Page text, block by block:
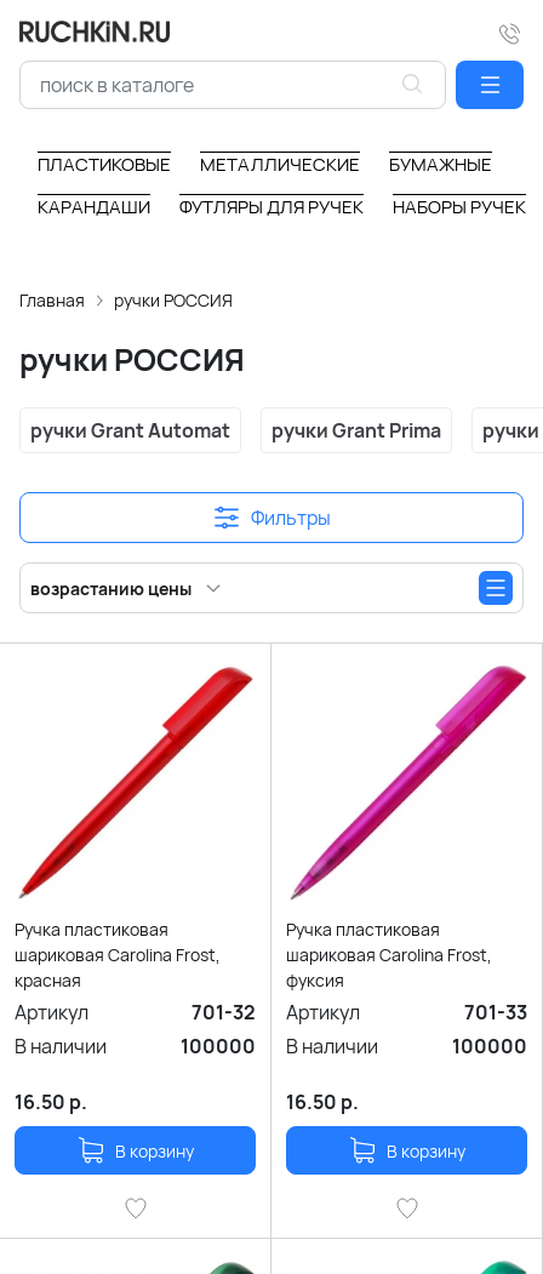
ПЛАСТИКОВЫЕ МЕТАЛЛИЧЕСКИЕ
БУМАЖНЫЕ
КАРАНДАШИ
ФУТЛЯРЫ ДЛЯ РУЧЕК НАБОРЫ РУЧЕК
Главная ручки РОССИЯ
ручки РОССИЯ
ручки Grant Automat ручки Grant Prima
Фильтры
возрастанию цены
Ручка пластиковая
шариковая Carolina Frost,
красная
Артикул
701-32
В наличии
100000
16.50 р.
В корзину
Ручка пластиковая
шариковая Carolina Frost,
фуксия
Артикул
701-33
В наличии
100000
16.50 р.
В корзину